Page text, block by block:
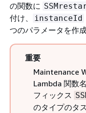
の関数に
付け、
instanceId
つのパラメータを作
重要
Maintenance
Lambda 関数
フィックス
のタイプのタ